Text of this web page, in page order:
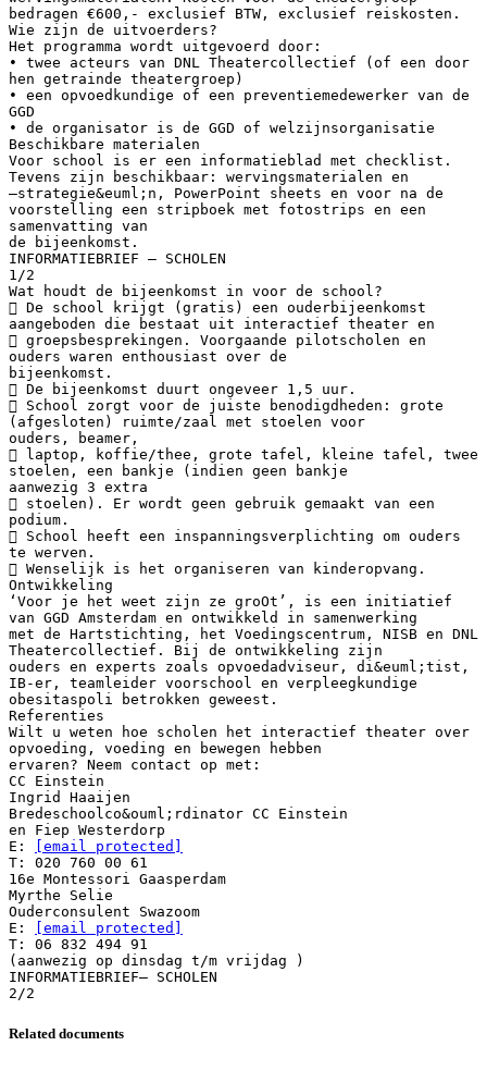
bedragen €600,- exclusief BTW, exclusief reiskosten.
Wie zijn de uitvoerders?
Het programma wordt uitgevoerd door:
• twee acteurs van DNL Theatercollectief (of een door
hen getrainde theatergroep)
• een opvoedkundige of een preventiemedewerker van de
GGD
• de organisator is de GGD of welzijnsorganisatie
Beschikbare materialen
Voor school is er een informatieblad met checklist.
Tevens zijn beschikbaar: wervingsmaterialen en
–strategie&euml;n, PowerPoint sheets en voor na de
voorstelling een stripboek met fotostrips en een
samenvatting van
de bijeenkomst.
INFORMATIEBRIEF – SCHOLEN
1/2
Wat houdt de bijeenkomst in voor de school?
 De school krijgt (gratis) een ouderbijeenkomst
aangeboden die bestaat uit interactief theater en
 groepsbesprekingen. Voorgaande pilotscholen en
ouders waren enthousiast over de
bijeenkomst.
 De bijeenkomst duurt ongeveer 1,5 uur.
 School zorgt voor de juiste benodigdheden: grote
(afgesloten) ruimte/zaal met stoelen voor
ouders, beamer,
 laptop, koffie/thee, grote tafel, kleine tafel, twee
stoelen, een bankje (indien geen bankje
aanwezig 3 extra
 stoelen). Er wordt geen gebruik gemaakt van een
podium.
 School heeft een inspanningsverplichting om ouders
te werven.
 Wenselijk is het organiseren van kinderopvang.
Ontwikkeling
‘Voor je het weet zijn ze groOt’, is een initiatief
van GGD Amsterdam en ontwikkeld in samenwerking
met de Hartstichting, het Voedingscentrum, NISB en DNL
Theatercollectief. Bij de ontwikkeling zijn
ouders en experts zoals opvoedadviseur, di&euml;tist,
IB-er, teamleider voorschool en verpleegkundige
obesitaspoli betrokken geweest.
Referenties
Wilt u weten hoe scholen het interactief theater over
opvoeding, voeding en bewegen hebben
ervaren? Neem contact op met:
CC Einstein
Ingrid Haaijen
Bredeschoolco&ouml;rdinator CC Einstein
en Fiep Westerdorp
E:
[email protected]
T: 020 760 00 61
16e Montessori Gaasperdam
Myrthe Selie
Ouderconsulent Swazoom
E:
[email protected]
T: 06 832 494 91
(aanwezig op dinsdag t/m vrijdag )
INFORMATIEBRIEF– SCHOLEN
Related documents